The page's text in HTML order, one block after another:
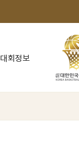
대회정보